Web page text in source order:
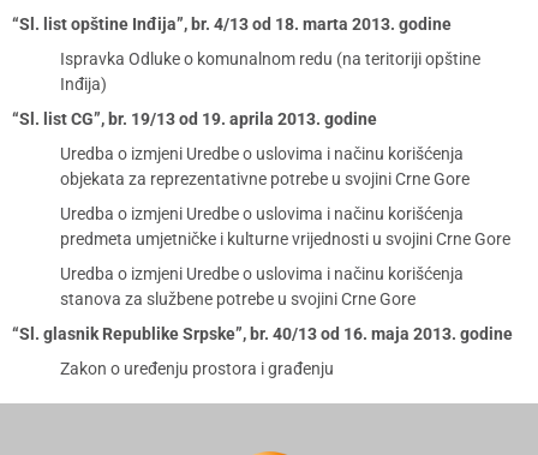
“Sl. list opštine Inđija”, br. 4/13 od 18. marta 2013. godine
Ispravka Odluke o komunalnom redu (na teritoriji opštine
Inđija)
“Sl. list CG”, br. 19/13 od 19. aprila 2013. godine
Uredba o izmjeni Uredbe o uslovima i načinu korišćenja
objekata za reprezentativne potrebe u svojini Crne Gore
Uredba o izmjeni Uredbe o uslovima i načinu korišćenja
predmeta umjetničke i kulturne vrijednosti u svojini Crne Gore
Uredba o izmjeni Uredbe o uslovima i načinu korišćenja
stanova za službene potrebe u svojini Crne Gore
“Sl. glasnik Republike Srpske”, br. 40/13 od 16. maja 2013. godine
Zakon o uređenju prostora i građenju